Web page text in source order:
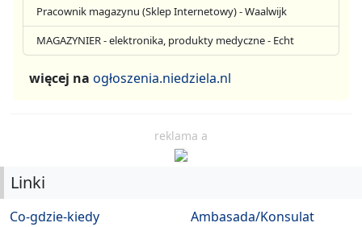
Pracownik magazynu (Sklep Internetowy) - Waalwijk
MAGAZYNIER - elektronika, produkty medyczne - Echt
więcej na ogłoszenia.niedziela.nl
reklama a
Linki
Co-gdzie-kiedy
Ambasada/Konsulat